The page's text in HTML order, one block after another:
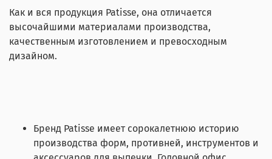
Как и вся продукция Patisse, она отличается
высочайшими материалами производства,
качественным изготовлением и превосходным
дизайном.
Бренд Patisse имеет сорокалетнюю историю
производства форм, противней, инструментов и